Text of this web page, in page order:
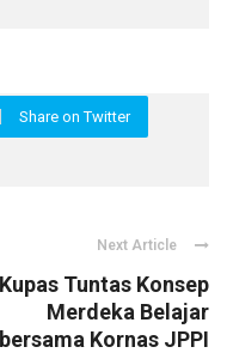
Share on Twitter
Next Article
Kupas Tuntas Konsep
Merdeka Belajar
bersama Kornas JPPI